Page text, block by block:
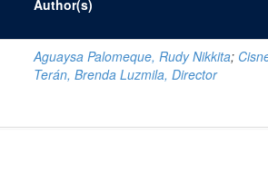
Author(s)
Aguaysa Palomeque, Rudy Nikkita;
Terán, Brenda Luzmila, Director